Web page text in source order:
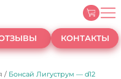
КОНТАКТЫ
/ Бонсай Лигуструм — d12